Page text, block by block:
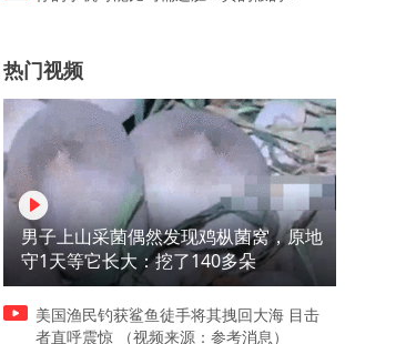
热门视频
男子上山采菌偶然发现鸡枞菌窝，原地
守1天等它长大：挖了140多朵
美国渔民钓获鲨鱼徒手将其拽回大海 目击
者直呼震惊 （视频来源：参考消息）